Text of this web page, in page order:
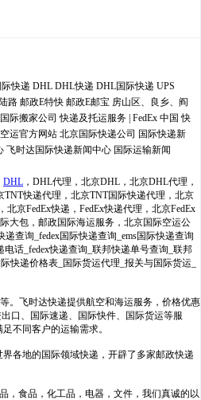
快递 DHL DHL快递 DHL国际快递 UPS
路 邮政E特快 邮政E邮宝 房山区、良乡、阎
国际搬家公司 快递及托运服务 | FedEx 中国 快
运官方网站 北京国际快递公司 国际快递新
飞时达国际快递新闻中心 国际运输新闻
DHL ，DHL代理，北京DHL，北京DHL代理，
快递代理，北京TNT国际快递代理，北京
京FedEx快递，FedEx快递代理，北京FedEx
大包，邮政国际海运服务，北京国际空运公
查询_fedex国际快递查询_ems国际快递查询
电话_fedex快递查询_联邦快递单号查询_联邦
快递价格表_国际货运代理_报关与国际货运_
。飞时达快递提供航空和海运服务，价格优惠
口、国际速递、国际快件、国际货运等服
不同客户的运输需求。
各地的国际领域快递，开辟了多家邮政快递
，食品，化工品，电器，文件，我们真诚的以